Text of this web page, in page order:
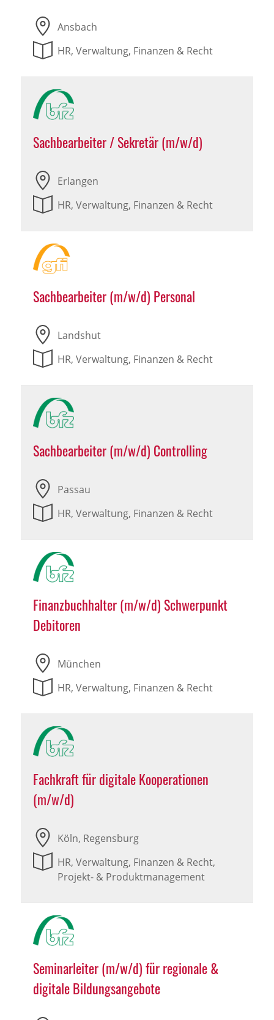
Ansbach
HR, Verwaltung, Finanzen & Recht
Sachbearbeiter / Sekretär (m/w/d)
Erlangen
HR, Verwaltung, Finanzen & Recht
Sachbearbeiter (m/w/d) Personal
Landshut
HR, Verwaltung, Finanzen & Recht
Sachbearbeiter (m/w/d) Controlling
Passau
HR, Verwaltung, Finanzen & Recht
Finanzbuchhalter (m/w/d) Schwerpunkt
Debitoren
München
HR, Verwaltung, Finanzen & Recht
Fachkraft für digitale Kooperationen
(m/w/d)
Köln, Regensburg
HR, Verwaltung, Finanzen & Recht,
Projekt- & Produktmanagement
Seminarleiter (m/w/d) für regionale &
digitale Bildungsangebote